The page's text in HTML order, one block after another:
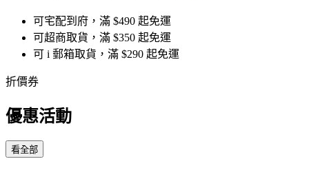
可宅配到府，滿 $490 起免運
可超商取貨，滿 $350 起免運
可 i 郵箱取貨，滿 $290 起免運
折價券
優惠活動
看全部